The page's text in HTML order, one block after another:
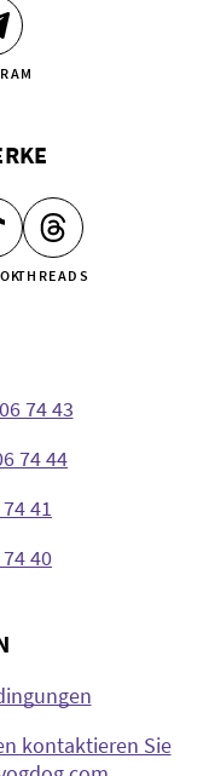
THREADS
74 43
74 44
41
40
kontaktieren Sie